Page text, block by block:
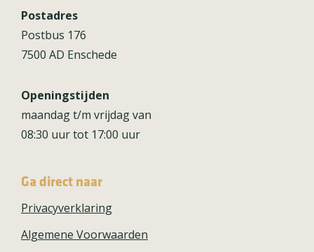
Postadres
Postbus 176
7500 AD Enschede
Openingstijden
maandag t/m vrijdag van
08:30 uur tot 17:00 uur
Ga direct naar
Privacyverklaring
Algemene Voorwaarden